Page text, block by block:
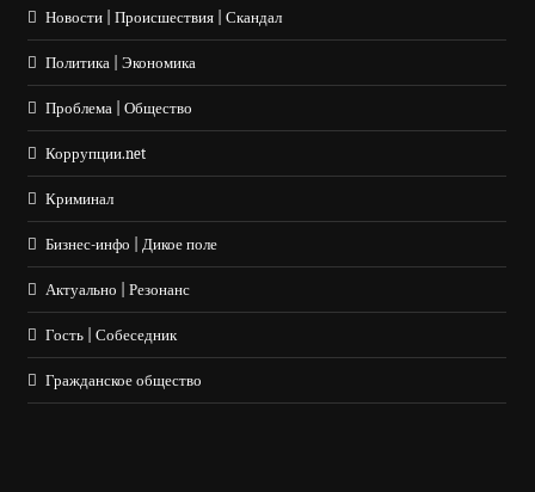
Новости | Происшествия | Скандал
Политика | Экономика
Проблема | Общество
Коррупции.net
Криминал
Бизнес-инфо | Дикое поле
Актуально | Резонанс
Гость | Собеседник
Гражданское общество